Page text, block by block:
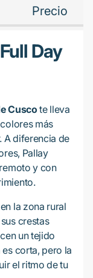
Precio
Day
Cuscote lleva
más
A diferencia de
Pallay
y con
la zona rural
crestas
un tejido
corta, pero la
el ritmo de tu